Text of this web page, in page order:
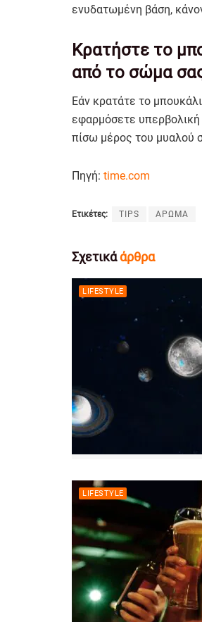
ενυδατωμένη βάση,
Κρατήστε το
από το σώμα
Εάν κρατάτε το
εφαρμόσετε
πίσω μέρος του μυαλού
Πηγή: time.com
Ετικέτες: TIPS ΑΡΩΜΑ
Σχετικάάρθρα
LIFESTYLE
LIFESTYLE